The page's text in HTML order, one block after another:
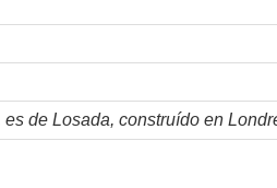
de Losada, construído en